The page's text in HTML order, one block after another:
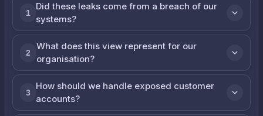
1
Did these leaks come from a breach of our
systems?
2
What does this view represent for our
organisation?
3
How should we handle exposed customer
accounts?